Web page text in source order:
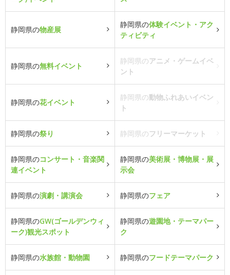
静岡県の物産展
静岡県の体験イベント・アク
ティビティ
静岡県の無料イベント
静岡県のアニメ・ゲームイベ
ント
静岡県の花イベント
静岡県の動物ふれあいイベン
ト
静岡県の祭り 静岡県のフリーマーケット
静岡県のコンサート・音楽関
連イベント
静岡県の美術展・博物展・展
示会
静岡県の演劇・講演会 静岡県のフェア
静岡県のGW(ゴールデンウィ
ーク)観光スポット
静岡県の遊園地・テーマパー
ク
静岡県の水族館・動物園 静岡県のフードテーマパーク